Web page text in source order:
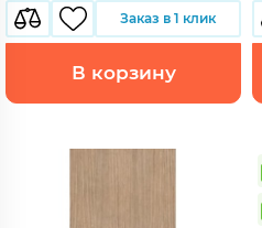
Заказ в 1 клик
В корзину